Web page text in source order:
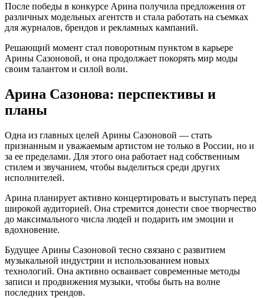
После победы в конкурсе Арина получила предложения от
различных модельных агентств и стала работать на съемках
для журналов, брендов и рекламных кампаний.
Решающий момент стал поворотным пунктом в карьере
Арины Сазоновой, и она продолжает покорять мир моды
своим талантом и силой воли.
Арина Сазонова: перспективы и
планы
Одна из главных целей Арины Сазоновой — стать
признанным и уважаемым артистом не только в России, но и
за ее пределами. Для этого она работает над собственным
стилем и звучанием, чтобы выделиться среди других
исполнителей.
Арина планирует активно концертировать и выступать перед
широкой аудиторией. Она стремится донести свое творчество
до максимального числа людей и подарить им эмоции и
вдохновение.
Будущее Арины Сазоновой тесно связано с развитием
музыкальной индустрии и использованием новых
технологий. Она активно осваивает современные методы
записи и продвижения музыки, чтобы быть на волне
последних трендов.